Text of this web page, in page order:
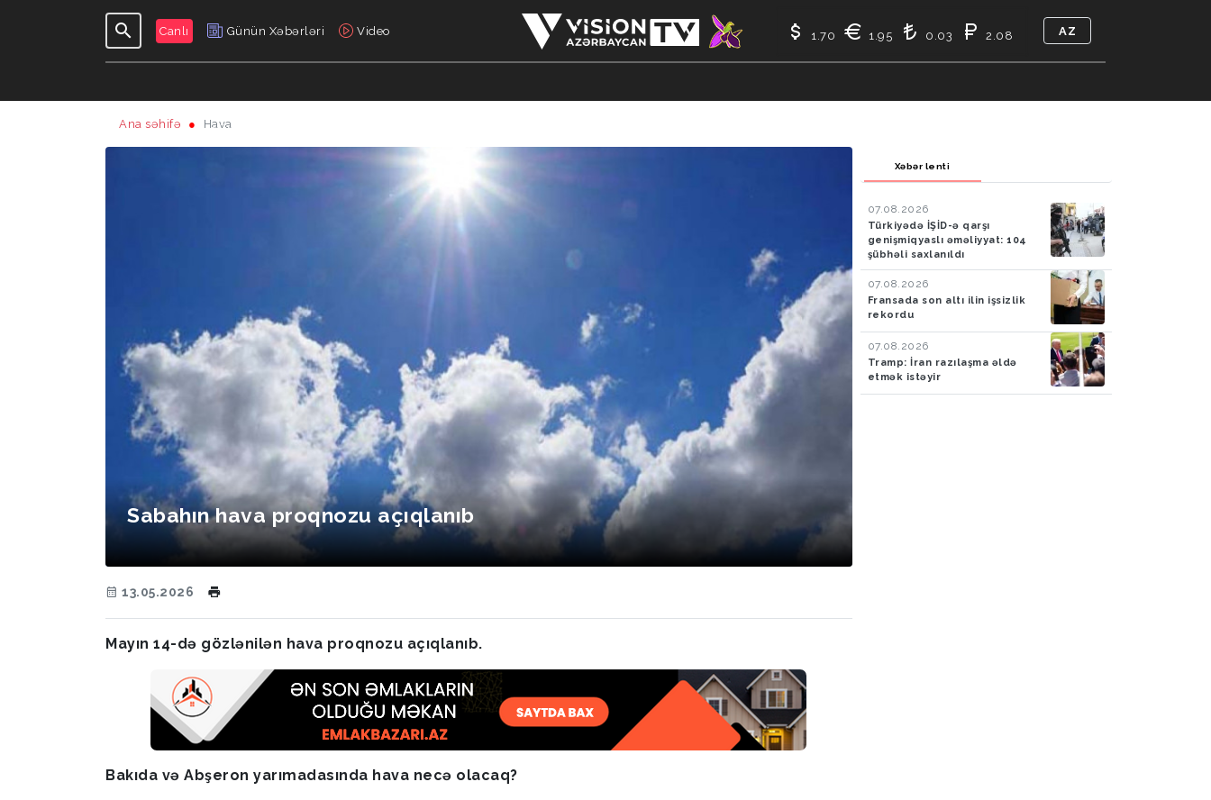
Canlı Günün Xəbərləri Video
GÜNDƏLIK
1.70 1.95 0.03 2.08 AZ
Ana səhifə Hava
Sabahın hava proqnozu açıqlanıb
13.05.2026
Mayın 14-də gözlənilən hava proqnozu açıqlanıb.
Bakıda və Abşeron yarımadasında hava necə olacaq?
Xəbər lenti
07.08.2026
Türkiyədə İŞİD-ə qarşı
genişmiqyaslı əməliyyat: 104
şübhəli saxlanıldı
07.08.2026
Fransada son altı ilin işsizlik
rekordu
07.08.2026
Tramp: İran razılaşma əldə
etmək istəyir